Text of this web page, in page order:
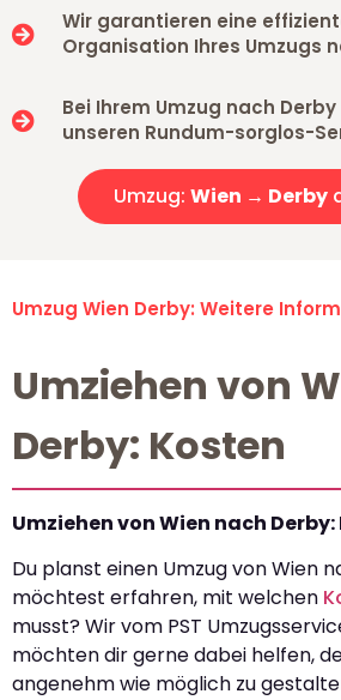
Wir garantieren eine
Organisation Ihres Umzugs
Bei Ihrem Umzug nach
unseren Rundum-sorglos-
Umzug: Wien → Derby
Umzug Wien Derby: Weitere
Umziehen von
Derby: Kosten
Umziehen von Wien nach Derby:
Du planst einen Umzug von Wien
möchtest erfahren, mit welchen
musst? Wir vom PST
möchten dir gerne dabei helfen,
angenehm wie möglich zu